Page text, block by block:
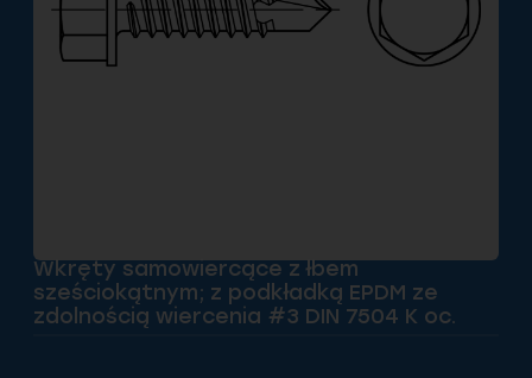
Wkręty samowiercące z łbem
sześciokątnym; z podkładką EPDM ze
zdolnością wiercenia #3 DIN 7504 K oc.